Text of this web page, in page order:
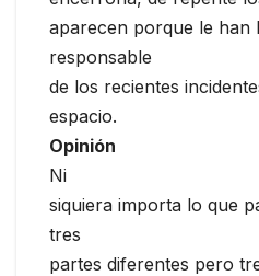
aparecen porque le han
responsable
de los recientes
espacio.
Opinión
Ni
siquiera importa lo que
tres
partes diferentes pero